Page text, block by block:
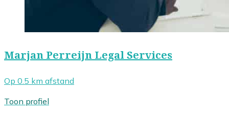
Marjan Perreijn Legal Services
Op 0.5 km afstand
Toon profiel